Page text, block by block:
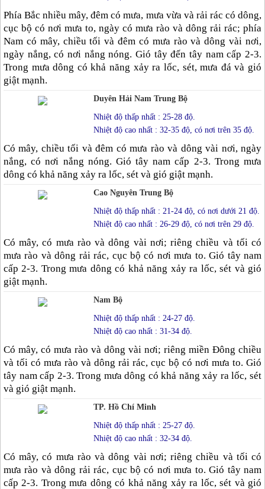
Phía Bắc nhiều mây, đêm có mưa, mưa vừa và rải rác có dông,
cục bộ có nơi mưa to, ngày có mưa rào và dông rải rác; phía
Nam có mây, chiều tối và đêm có mưa rào và dông vài nơi,
ngày nắng, có nơi nắng nóng. Gió tây đến tây nam cấp 2-3.
Trong mưa dông có khả năng xảy ra lốc, sét, mưa đá và gió
giật mạnh.
Duyên Hải Nam Trung Bộ
Nhiệt độ thấp nhất : 25-28 độ.
Nhiệt độ cao nhất : 32-35 độ, có nơi trên 35 độ.
Có mây, chiều tối và đêm có mưa rào và dông vài nơi, ngày
nắng, có nơi nắng nóng. Gió tây nam cấp 2-3. Trong mưa
dông có khả năng xảy ra lốc, sét và gió giật mạnh.
Cao Nguyên Trung Bộ
Nhiệt độ thấp nhất : 21-24 độ, có nơi dưới 21 độ.
Nhiệt độ cao nhất : 26-29 độ, có nơi trên 29 độ.
Có mây, có mưa rào và dông vài nơi; riêng chiều và tối có
mưa rào và dông rải rác, cục bộ có nơi mưa to. Gió tây nam
cấp 2-3. Trong mưa dông có khả năng xảy ra lốc, sét và gió
giật mạnh.
Nam Bộ
Nhiệt độ thấp nhất : 24-27 độ.
Nhiệt độ cao nhất : 31-34 độ.
Có mây, có mưa rào và dông vài nơi; riêng miền Đông chiều
và tối có mưa rào và dông rải rác, cục bộ có nơi mưa to. Gió
tây nam cấp 2-3. Trong mưa dông có khả năng xảy ra lốc, sét
và gió giật mạnh.
TP. Hồ Chí Minh
Nhiệt độ thấp nhất : 25-27 độ.
Nhiệt độ cao nhất : 32-34 độ.
Có mây, có mưa rào và dông vài nơi; riêng chiều và tối có
mưa rào và dông rải rác, cục bộ có nơi mưa to. Gió tây nam
cấp 2-3. Trong mưa dông có khả năng xảy ra lốc, sét và gió